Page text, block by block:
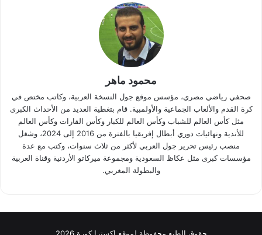
محمود ماهر
صحفي رياضي مصري، مؤسس موقع جول النسخة العربية، وكاتب مختص في
كرة القدم والألعاب الجماعية والأولمبية. قام بتغطية العديد من الأحداث الكبرى
مثل كأس العالم للشباب وكأس العالم للكبار وكأس القارات وكأس العالم
للأندية ونهائيات دوري أبطال إفريقيا بالفترة من 2016 إلى 2024، وشغل
منصب رئيس تحرير جول العربي لأكثر من ثلاث سنوات، وكتب مع عدة
مؤسسات كبرى مثل عكاظ السعودية ومجموعة ميركاتو الأردنية وقناة العربية
والبطولة المغربي.
حقوق الطبع محفوظة لموقع اكسترا كورة 2026